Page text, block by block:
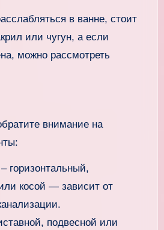
в ванне, стоит
или чугун, а если
можно рассмотреть
внимание на
горизонтальный,
косой — зависит от
подвесной или